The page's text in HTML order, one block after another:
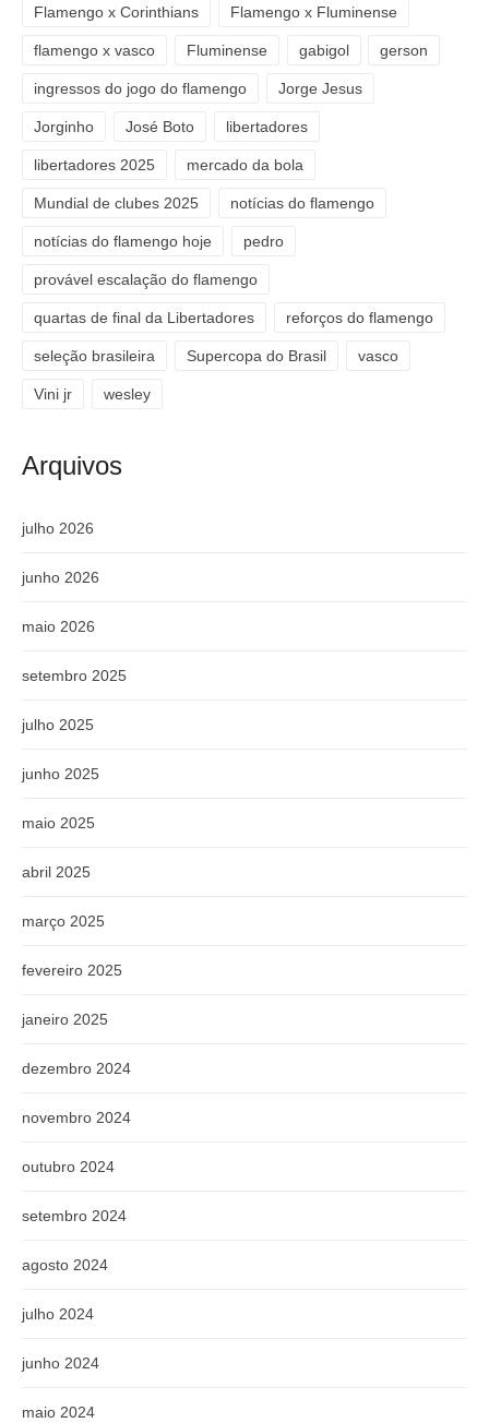
Flamengo x Corinthians Flamengo x Fluminense
flamengo x vasco Fluminense gabigol gerson
ingressos do jogo do flamengo Jorge Jesus
Jorginho José Boto libertadores
libertadores 2025 mercado da bola
Mundial de clubes 2025 notícias do flamengo
notícias do flamengo hoje pedro
provável escalação do flamengo
quartas de final da Libertadores reforços do flamengo
seleção brasileira Supercopa do Brasil vasco
Vini jr wesley
Arquivos
julho 2026
junho 2026
maio 2026
setembro 2025
julho 2025
junho 2025
maio 2025
abril 2025
março 2025
fevereiro 2025
janeiro 2025
dezembro 2024
novembro 2024
outubro 2024
setembro 2024
agosto 2024
julho 2024
junho 2024
maio 2024